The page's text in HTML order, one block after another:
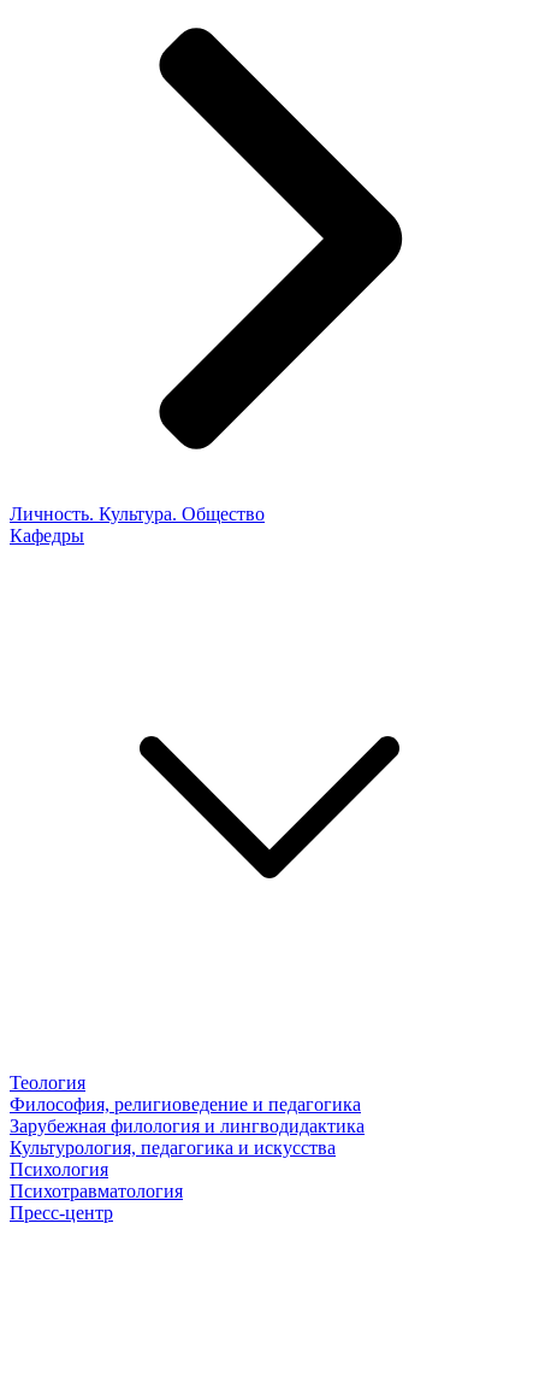
Личность. Культура. Общество
Кафедры
Теология
Философия, религиоведение и педагогика
Зарубежная филология и лингводидактика
Культурология, педагогика и искусства
Психология
Психотравматология
Пресс-центр